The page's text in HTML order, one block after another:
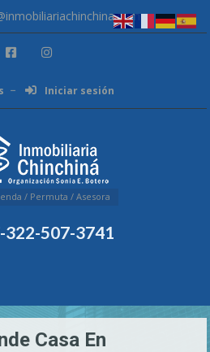
Iniciar sesión
/ Permuta / Asesora
322-507-3741
Casa En